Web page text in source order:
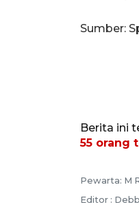
Sumber:
Berita ini
55 orang
Pewarta: M
Editor :